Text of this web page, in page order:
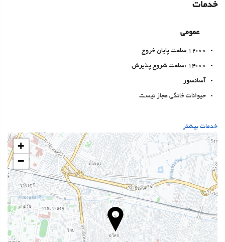
خدمات
عمومی
12:00 ساعت پایان خروج
14:00 :ساعت شروع پذیرش
آسانسور
حیوانات خانگی مجاز نیست
بهداشت و سلامتی
اسپا
Turkish/Steam Bath
سونا
باشگاه
استخر
استخر
خدمات بیشتر
+
−